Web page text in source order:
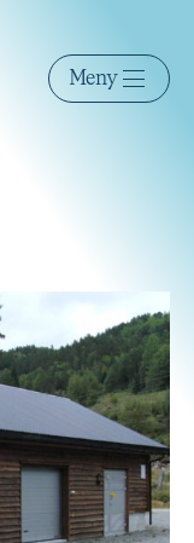
Meny